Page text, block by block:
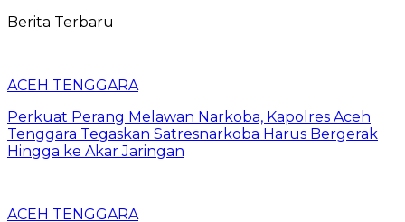
Berita Terbaru
ACEH TENGGARA
Perkuat Perang Melawan Narkoba, Kapolres Aceh
Tenggara Tegaskan Satresnarkoba Harus Bergerak
Hingga ke Akar Jaringan
ACEH TENGGARA